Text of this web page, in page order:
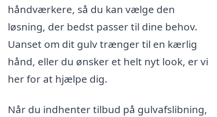
håndværkere, så du kan vælge den
løsning, der bedst passer til dine behov.
Uanset om dit gulv trænger til en kærlig
hånd, eller du ønsker et helt nyt look, er vi
her for at hjælpe dig.
Når du indhenter tilbud på gulvafslibning,